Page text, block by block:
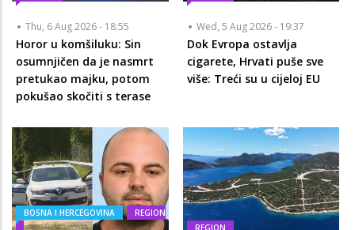
Thu, 6 Aug 2026 - 18:55
Horor u komšiluku: Sin
osumnjičen da je nasmrt
pretukao majku, potom
pokušao skočiti s terase
Wed, 5 Aug 2026 - 19:37
Dok Evropa ostavlja
cigarete, Hrvati puše sve
više: Treći su u cijeloj EU
BOSNA I HERCEGOVINA REGION
REGION